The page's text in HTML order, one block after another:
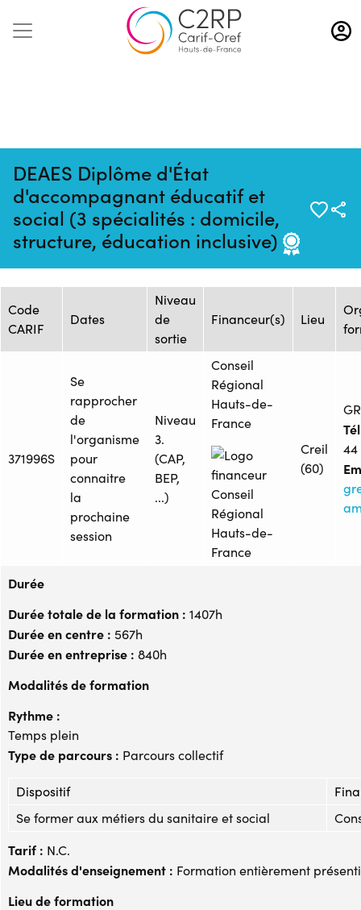
Aller
au
contenu
DEAES Diplôme d'État
d'accompagnant éducatif et
social (3 spécialités : domicile,
structure, éducation inclusive)
Mise à jour :
03/09/2025
Formation :
2025942596
Source : GRETA
OISE
Session de formation
Code
CARIF
Dates
Niveau
de
sortie
Financeur(s) Lieu
371996S
Se
rapprocher
de
l'organisme
pour
connaitre
la
prochaine
session
Niveau
3.
(CAP,
BEP,
...)
Conseil
Régional
Hauts-de-
France
Creil
(60)
44
Durée
Durée totale de la formation : 1407h
Durée en centre : 567h
Durée en entreprise : 840h
Modalités de formation
Rythme :
Temps plein
Type de parcours : Parcours collectif
Dispositif
Se former aux métiers du sanitaire et social
Tarif : N.C.
Modalités d'enseignement : Formation entièrement
Lieu de formation